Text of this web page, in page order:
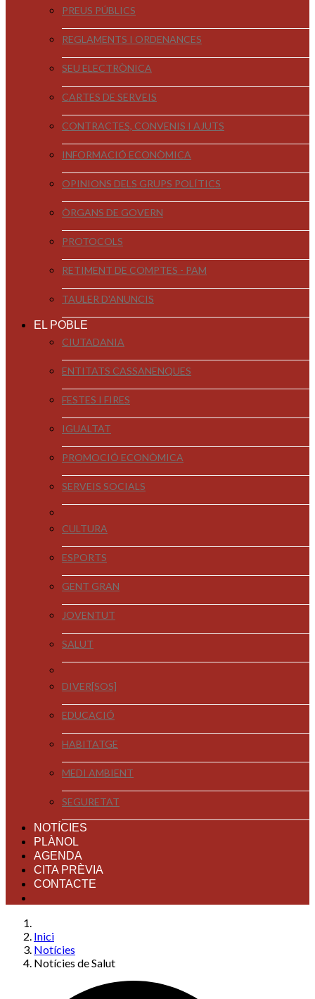
PREUS PÚBLICS
REGLAMENTS I ORDENANCES
SEU ELECTRÒNICA
CARTES DE SERVEIS
CONTRACTES, CONVENIS I AJUTS
INFORMACIÓ ECONÒMICA
OPINIONS DELS GRUPS POLÍTICS
ÒRGANS DE GOVERN
PROTOCOLS
RETIMENT DE COMPTES - PAM
TAULER D'ANUNCIS
EL POBLE
CIUTADANIA
ENTITATS CASSANENQUES
FESTES I FIRES
IGUALTAT
PROMOCIÓ ECONÒMICA
SERVEIS SOCIALS
CULTURA
ESPORTS
GENT GRAN
JOVENTUT
SALUT
DIVER[SOS]
EDUCACIÓ
HABITATGE
MEDI AMBIENT
SEGURETAT
NOTÍCIES
PLÀNOL
AGENDA
CITA PRÈVIA
CONTACTE
Inici
Notícies
Notícies de Salut